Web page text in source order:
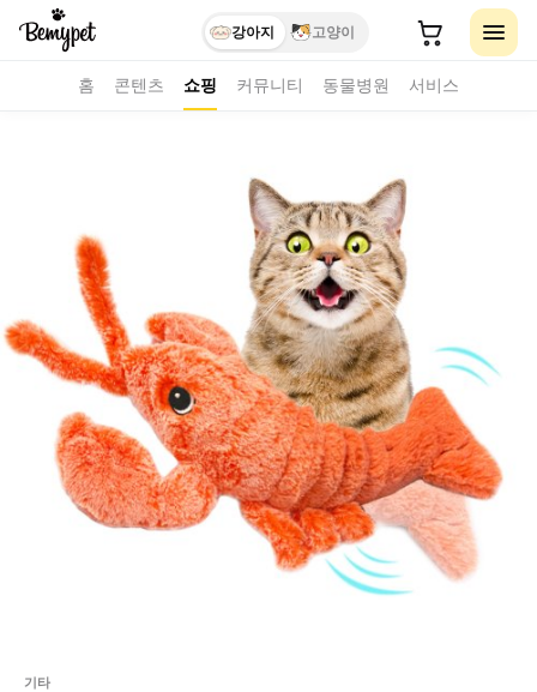
강아지 고양이
홈 콘텐츠 쇼핑 커뮤니티 동물병원 서비스
기타